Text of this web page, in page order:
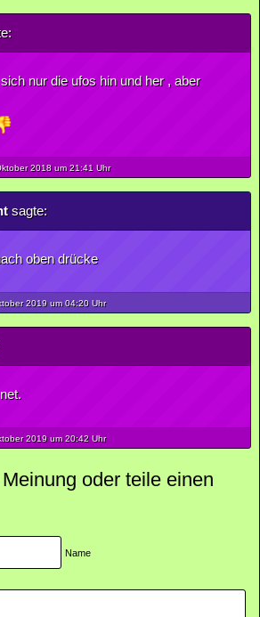
nur die ufos hin und her , aber
2018um 21:41 Uhr
sagte:
oben drücke
2019um 04:20 Uhr
2019um 20:42 Uhr
oder teile einen
Name